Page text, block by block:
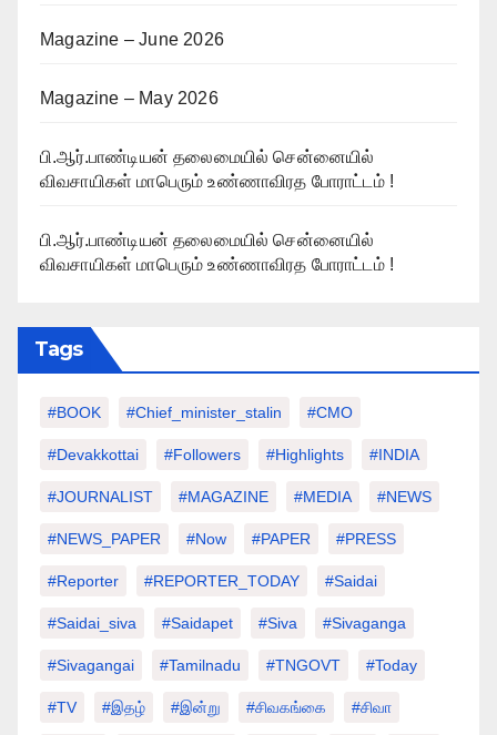
Magazine – June 2026
Magazine – May 2026
பி.ஆர்.பாண்டியன் தலைமையில் சென்னையில்
விவசாயிகள் மாபெரும் உண்ணாவிரத போராட்டம் !
பி.ஆர்.பாண்டியன் தலைமையில் சென்னையில்
விவசாயிகள் மாபெரும் உண்ணாவிரத போராட்டம் !
Tags
#BOOK #chief_minister_stalin #CMO
#devakkottai #followers #highlights #INDIA
#JOURNALIST #MAGAZINE #MEDIA #NEWS
#NEWS_PAPER #Now #PAPER #PRESS
#Reporter #REPORTER_TODAY #saidai
#saidai_siva #saidapet #Siva #Sivaganga
#sivagangai #tamilnadu #TNGOVT #today
#TV #இதழ் #இன்று #சிவகங்கை #சிவா